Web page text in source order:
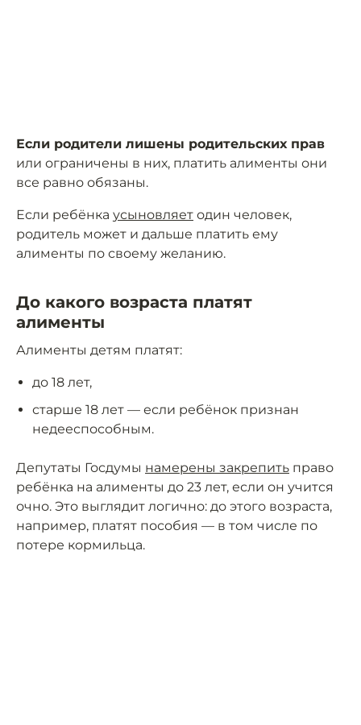
Если родители лишены родительских прав
или ограничены в них, платить алименты они
все равно обязаны.
Если ребёнка усыновляет один человек,
родитель может и дальше платить ему
алименты по своему желанию.
До какого возраста платят
алименты
Алименты детям платят:
до 18 лет,
старше 18 лет — если ребёнок признан
недееспособным.
Депутаты Госдумы намерены закрепить право
ребёнка на алименты до 23 лет, если он учится
очно. Это выглядит логично: до этого возраста,
например, платят пособия — в том числе по
потере кормильца.